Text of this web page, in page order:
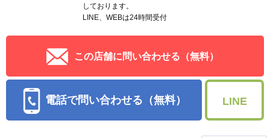
しております。
LINE、WEBは24時間受付
この店舗に問い合わせる（無料）
電話で問い合わせる（無料） LINE